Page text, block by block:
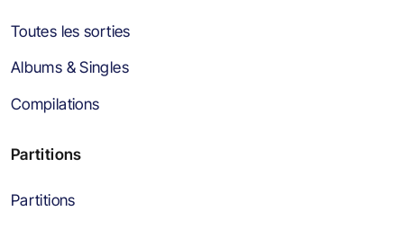
Toutes les sorties
Albums & Singles
Compilations
Partitions
Partitions